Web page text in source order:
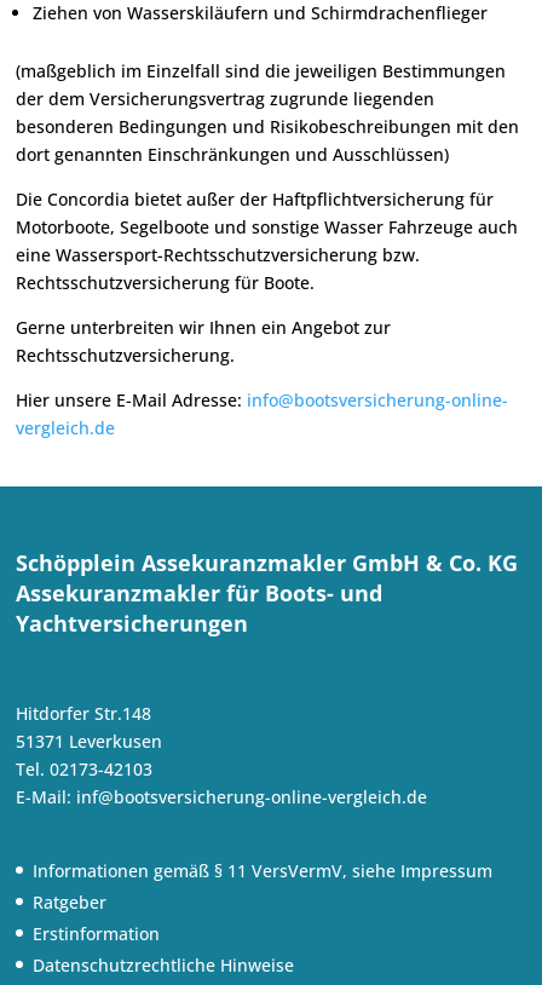
Ziehen von Wasserskiläufern und Schirmdrachenflieger
(maßgeblich im Einzelfall sind die jeweiligen Bestimmungen
der dem Versicherungsvertrag zugrunde liegenden
besonderen Bedingungen und Risikobeschreibungen mit den
dort genannten Einschränkungen und Ausschlüssen)
Die Concordia bietet außer der Haftpflichtversicherung für
Motorboote, Segelboote und sonstige Wasser Fahrzeuge auch
eine Wassersport-Rechtsschutzversicherung bzw.
Rechtsschutzversicherung für Boote.
Gerne unterbreiten wir Ihnen ein Angebot zur
Rechtsschutzversicherung.
Hier unsere E-Mail Adresse: info@bootsversicherung-online-
vergleich.de
Schöpplein Assekuranzmakler GmbH & Co. KG
Assekuranzmakler für Boots- und
Yachtversicherungen
Hitdorfer Str.148
51371 Leverkusen
Tel. 02173-42103
E-Mail: inf@bootsversicherung-online-vergleich.de
Informationen gemäß § 11 VersVermV, siehe Impressum
Ratgeber
Erstinformation
Datenschutzrechtliche Hinweise